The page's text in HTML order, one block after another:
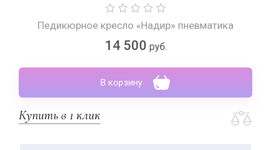
Педикюрное кресло «Надир» пневматика
14 500 руб.
В корзину
Купить в 1 клик